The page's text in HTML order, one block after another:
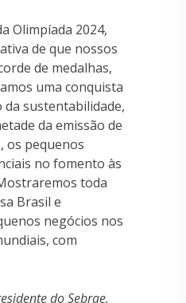
Olimpíada 2024,
de que nossos
de medalhas,
uma conquista
sustentabilidade,
da emissão de
os pequenos
no fomento às
toda
Brasil e
negócios nos
com
do Sebrae,